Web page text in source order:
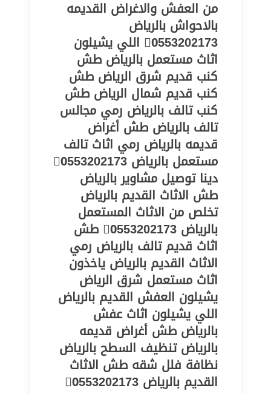
من العفش والاغراض القديمه
بالاحواش بالرياض
0َ553202173 اللي يشيلون
اثاث مستعمل بالرياض طش
كنب قديم شرق الرياض طش
كنب قديم شمال الرياض طش
كنب تالف بالرياض رمي مجالس
تالف بالرياض طش أغراض
قديمه بالرياض رمي اثاث تالف
مستعمل بالرياض 0َ553202173
دينا توصيل مشاوير بالرياض
طش الاثاث القديم بالرياض
تخلص من الاثاث المستعمل
بالرياض 0َ553202173 طش
اثاث قديم تالف بالرياض رمي
الاثاث القديم بالرياض ياخذون
اثاث مستعمل شرق الرياض
يشيلون العفش القديم بالرياض
اللي يشيلون اثاث عفش
بالرياض طش أغراض قديمه
بالرياض تنظيف السطح بالرياض
نظافة فلل شقه طش الاثاث
القديم بالرياض 0َ553202173